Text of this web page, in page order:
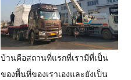
บ้านคือสถานที่แรกที่เรามีที่เป็น
ของพื้นที่ของเราเองและยังเป็น